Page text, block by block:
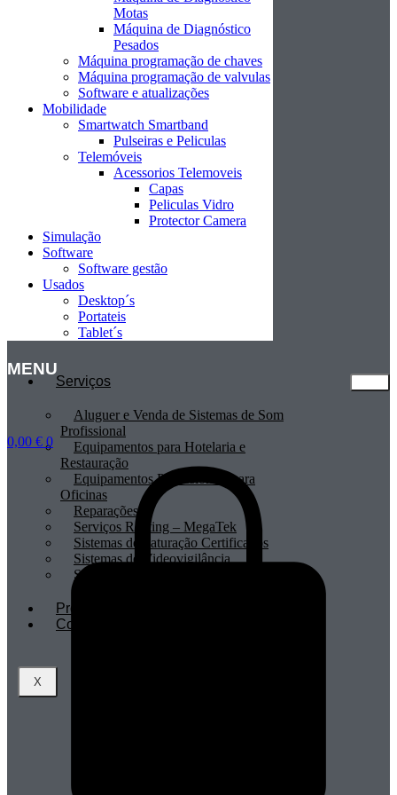
Motas
Máquina de Diagnóstico
Pesados
Máquina programação de chaves
Máquina programação de valvulas
Software e atualizações
Mobilidade
Smartwatch Smartband
Pulseiras e Peliculas
Telemóveis
Acessorios Telemoveis
Capas
Peliculas Vidro
Protector Camera
Simulação
Software
Software gestão
Usados
Desktop´s
Portateis
Tablet´s
MENU
Serviços
Aluguer e Venda de Sistemas de Som
Profissional
Equipamentos para Hotelaria e
Restauração
Equipamentos Profissionais para
Oficinas
Reparações
Serviços Renting – MegaTek
Sistemas de Faturação Certificados
Sistemas de Videovigilância
Sistemas POS
Profissionais
Contactos
X
0,00 € 0